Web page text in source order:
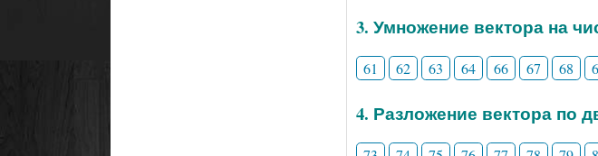
3. Умножение вектора на
61 62 63 64 66 67 68
4. Разложение вектора по